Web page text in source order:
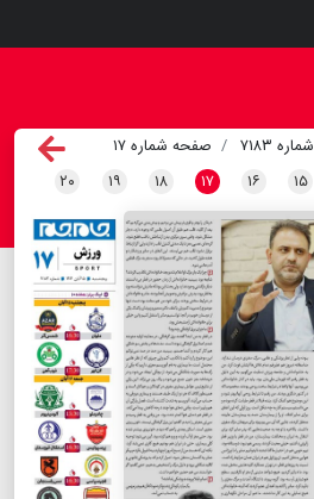
شماره ۷۱۸۳
صفحه شماره ۱۷
۱۵ ۱۶ ۱۷ ۱۸ ۱۹ ۲۰